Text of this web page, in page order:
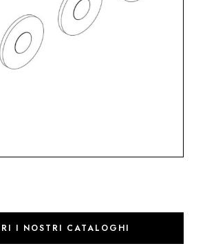
I NOSTRI CATALOGHI